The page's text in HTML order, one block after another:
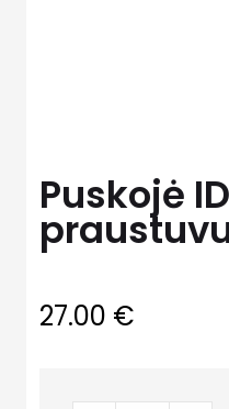
Puskojė
27.00 €